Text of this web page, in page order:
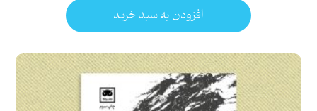
افزودن به سبد خرید